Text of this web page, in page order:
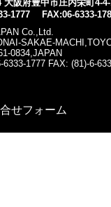
大阪府豊中市庄内栄町4-
1777 FAX:06-6333-
Co.,Ltd.
SAKAE-
0834,JAPAN
6333-1777 FAX: (81)-6-
せフォーム